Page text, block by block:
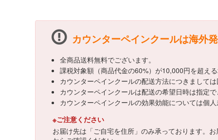
カウンターペインクールは海外
全商品送料無料でございます。
課税対象額（商品代金の60%）が10,000円を超え
カウンターペインクールの配送方法につきまして
カウンターペインクールは配送の希望日時は指定
カウンターペインクールの効果効能については個
※ご注意ください
お届け先は「ご自宅を住所」のみ承っております。